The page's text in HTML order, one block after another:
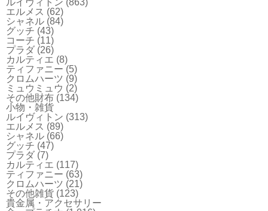
エルメス (62)
シャネル (84)
グッチ (43)
コーチ (11)
プラダ (26)
カルティエ (8)
ティファニー (5)
クロムハーツ (9)
ミュウミュウ (2)
その他財布 (134)
小物・雑貨
ルイヴィトン (313)
エルメス (89)
シャネル (66)
グッチ (47)
プラダ (7)
カルティエ (117)
ティファニー (63)
クロムハーツ (21)
その他雑貨 (123)
貴金属・アクセサリー